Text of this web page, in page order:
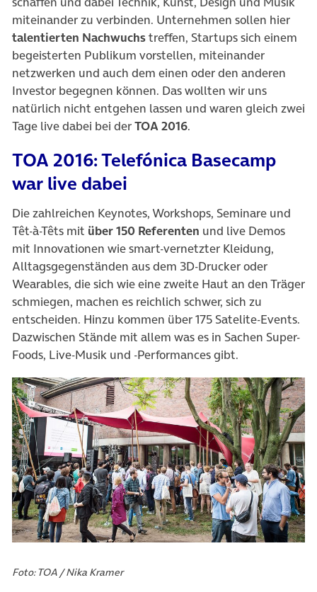
miteinander zu verbinden. Unternehmen sollen hier
talentierten Nachwuchstreffen, Startups sich einem
begeisterten Publikum vorstellen, miteinander
netzwerken und auch dem einen oder den anderen
Investor begegnen können. Das wollten wir uns
natürlich nicht entgehen lassen und waren gleich zwei
Tage live dabei bei derTOA 2016.
TOA 2016: Telefónica Basecamp
war live dabei
Die zahlreichen Keynotes, Workshops, Seminare und
Têt-à-Têts mit über 150 Referenten und live Demos
mit Innovationen wie smart-vernetzter Kleidung,
Alltagsgegenständen aus dem 3D-Drucker oder
Wearables, die sich wie eine zweite Haut an den Träger
schmiegen, machen es reichlich schwer, sich zu
entscheiden. Hinzu kommen über 175 Satelite-Events.
Dazwischen Stände mit allem was es in Sachen Super-
Foods, Live-Musik und -Performances gibt.
Foto: TOA / Nika Kramer